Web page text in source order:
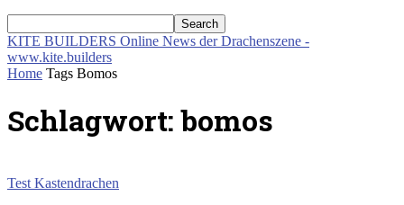
KITE BUILDERS Online News der Drachenszene -
www.kite.builders
Home Tags Bomos
Schlagwort: bomos
Test Kastendrachen